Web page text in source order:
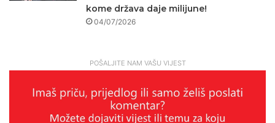
kome država daje milijune!
04/07/2026
POŠALJITE NAM VAŠU VIJEST